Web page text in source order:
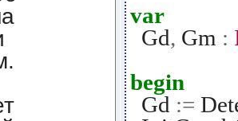
var
Gd, Gm :
begin
Gd :=